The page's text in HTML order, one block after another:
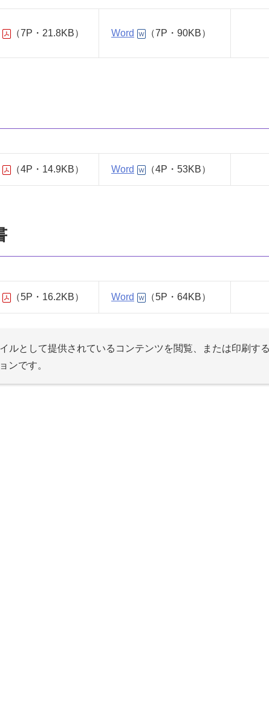
（7P・21.8KB） Word （7P・90KB）
（4P・14.9KB） Word （4P・53KB）
（5P・16.2KB） Word （5P・64KB）
ルとして提供されているコンテンツを閲覧、または印刷す
ンです。